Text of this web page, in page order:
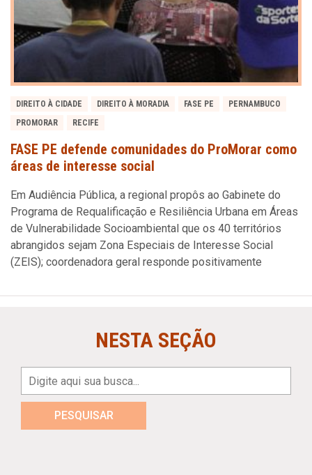
DIREITO À CIDADE DIREITO À MORADIA FASE PE
PERNAMBUCO
PROMORAR
RECIFE
FASE PE defende comunidades do ProMorar como
áreas de interesse social
Em Audiência Pública, a regional propôs ao Gabinete do
Programa de Requalificação e Resiliência Urbana em Áreas
de Vulnerabilidade Socioambiental que os 40 territórios
abrangidos sejam Zona Especiais de Interesse Social
(ZEIS); coordenadora geral responde positivamente
NESTA SEÇÃO
PESQUISAR